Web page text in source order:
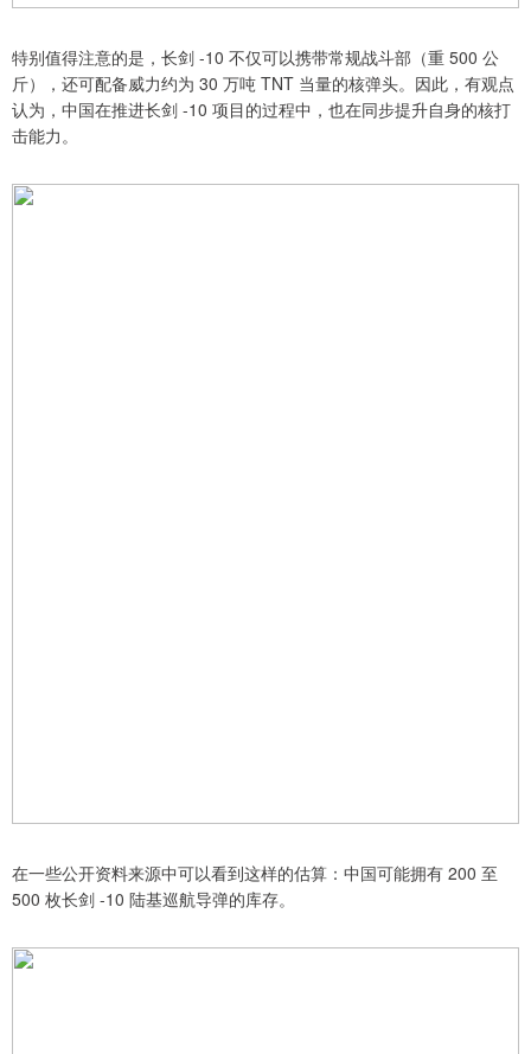
特别值得注意的是，长剑 -10 不仅可以携带常规战斗部（重 500 公
斤），还可配备威力约为 30 万吨 TNT 当量的核弹头。因此，有观点
认为，中国在推进长剑 -10 项目的过程中，也在同步提升自身的核打
击能力。
在一些公开资料来源中可以看到这样的估算：中国可能拥有 200 至
500 枚长剑 -10 陆基巡航导弹的库存。